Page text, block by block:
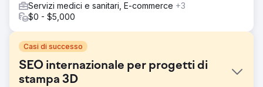
Servizi medici e sanitari, E-commerce +3
$0 - $5,000
Casi di successo
SEO internazionale per progetti di
stampa 3D